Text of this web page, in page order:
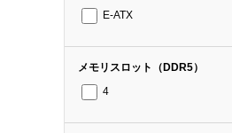
E-ATX
メモリスロット（DDR5）
4